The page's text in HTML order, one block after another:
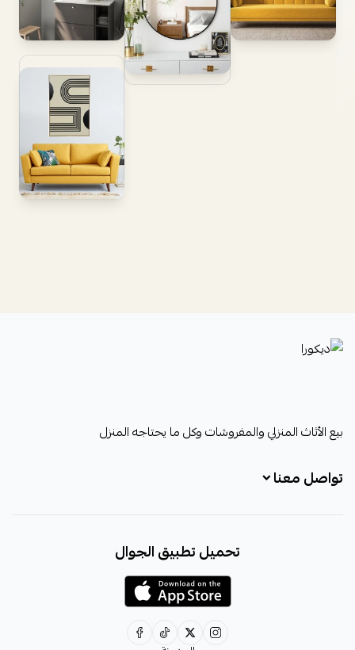
ديكورا
بيع الأثاث المنزلي والمفروشات وكل ما يحتاجه المنزل
تواصل معنا
decora6586@gmail.com
تحميل تطبيق الجوال